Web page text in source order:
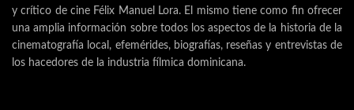
y crítico de cine Félix Manuel Lora. El mismo tiene como fin ofrecer
una amplia información sobre todos los aspectos de la historia de la
cinematografía local, efemérides, biografías, reseñas y entrevistas de
los hacedores de la industria fílmica dominicana.